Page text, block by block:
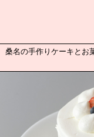
桑名の手作りケーキとお